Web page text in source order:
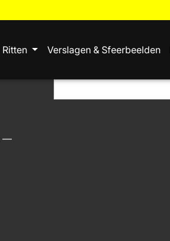
Ritten Verslagen & Sfeerbeelden
—